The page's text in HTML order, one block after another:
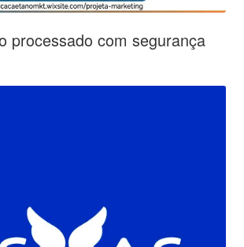
processado com segurança